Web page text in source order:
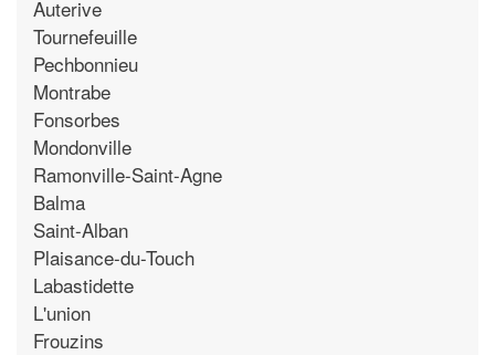
Auterive
Tournefeuille
Pechbonnieu
Montrabe
Fonsorbes
Mondonville
Ramonville-Saint-Agne
Balma
Saint-Alban
Plaisance-du-Touch
Labastidette
L'union
Frouzins